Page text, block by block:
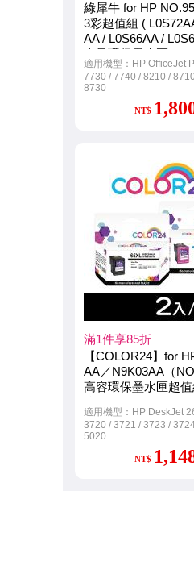
綠犀牛 for HP
3彩超值組 (
AA / L0S66AA /
容量環保墨水匣
適用機型：HP OfficeJet
7730 / 7740 / 8210 /
8730
NT$
滿1件享85折
【COLOR24】for
AA／N9K03AA（
高容環保墨水匣超
彩）
適用機型：HP DeskJet
3720 / 3721 / 3723 /
5020
NT$